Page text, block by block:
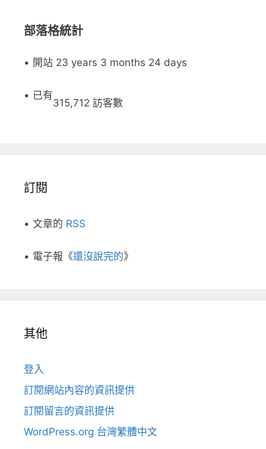
部落格統計
• 開站 23 years 3 months 24 days
• 已有
315,712 訪客數
訂閱
• 文章的 RSS
• 電子報《還沒說完的》
其他
登入
訂閱網站內容的資訊提供
訂閱留言的資訊提供
WordPress.org 台灣繁體中文